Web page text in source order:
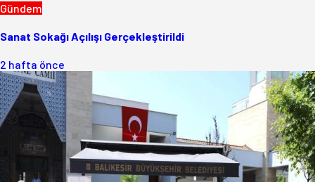
Gündem
Sanat Sokağı Açılışı Gerçekleştirildi
2 hafta önce